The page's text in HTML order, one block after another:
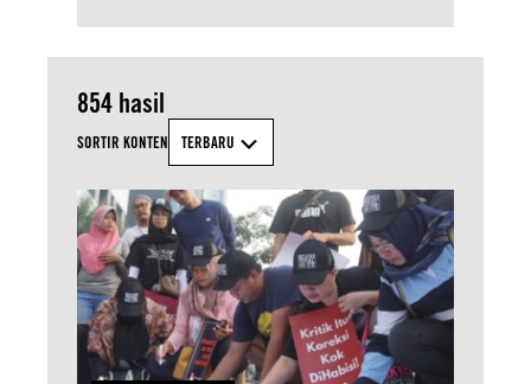
854 hasil
SORTIR KONTEN TERBARU